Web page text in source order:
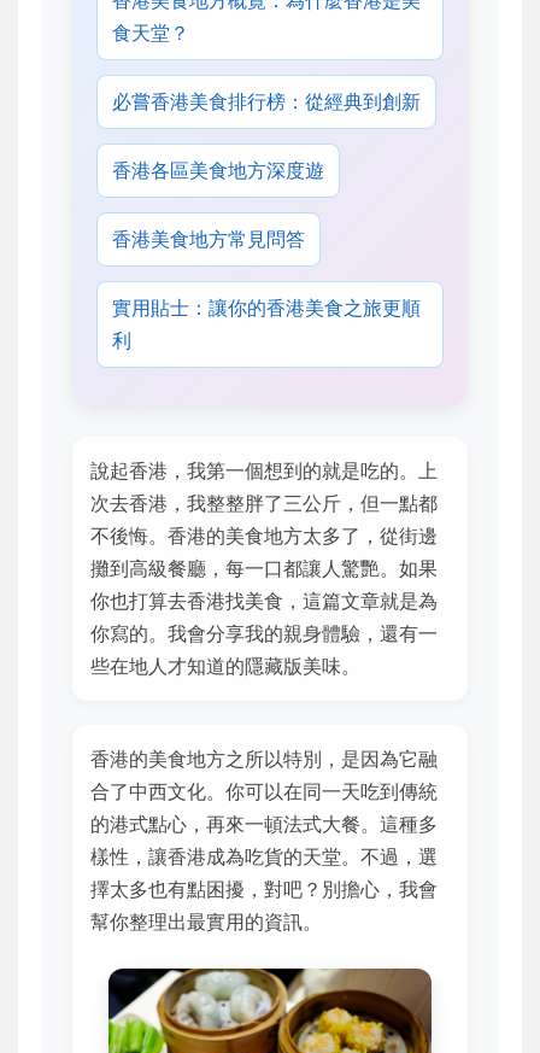
食天堂？
必嘗香港美食排行榜：從經典到創新
香港各區美食地方深度遊
香港美食地方常見問答
實用貼士：讓你的香港美食之旅更順
利
說起香港，我第一個想到的就是吃的。上
次去香港，我整整胖了三公斤，但一點都
不後悔。香港的美食地方太多了，從街邊
攤到高級餐廳，每一口都讓人驚艷。如果
你也打算去香港找美食，這篇文章就是為
你寫的。我會分享我的親身體驗，還有一
些在地人才知道的隱藏版美味。
香港的美食地方之所以特別，是因為它融
合了中西文化。你可以在同一天吃到傳統
的港式點心，再來一頓法式大餐。這種多
樣性，讓香港成為吃貨的天堂。不過，選
擇太多也有點困擾，對吧？別擔心，我會
幫你整理出最實用的資訊。